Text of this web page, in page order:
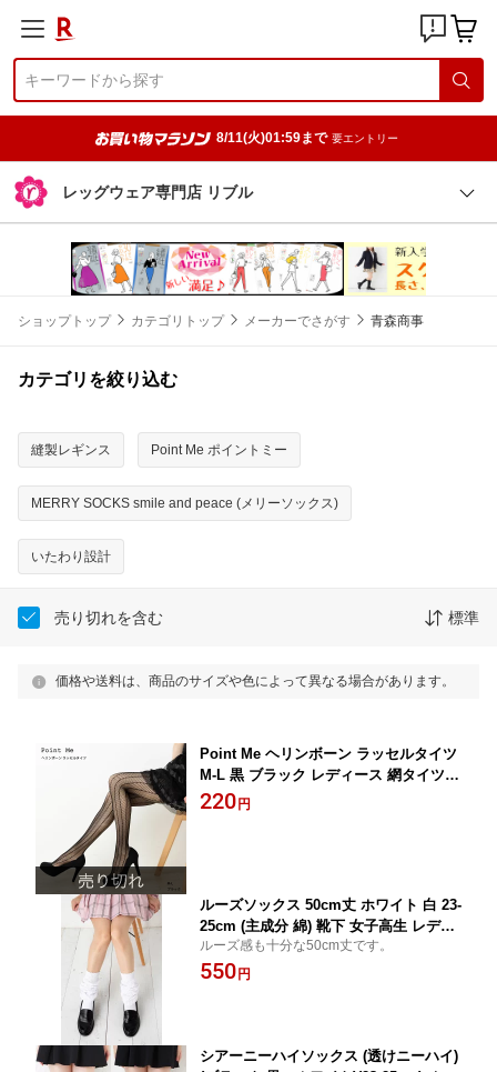
8/11(火)01:59まで 要エントリー
レッグウェア専門店 リブル
ショップトップ カテゴリトップ メーカーでさがす 青森商事
カテゴリを絞り込む
縫製レギンス Point Me ポイントミー
MERRY SOCKS smile and peace (メリーソックス)
いたわり設計
売り切れを含む 標準
価格や送料は、商品のサイズや色によって異なる場合があります。
Point Me ヘリンボーン ラッセルタイツ
M-L 黒 ブラック レディース 網タイツ
mz-tsr3m D1PK
220 円
ルーズソックス 50cm丈 ホワイト 白 23-
25cm (主成分 綿) 靴下 女子高生 レディ
ース コスプレ チアリーダー 制服ディズ
ニー mz-loose-50 D1PK
ルーズ感も十分な50cm丈です。
550 円
シアーニーハイソックス (透けニーハイ)